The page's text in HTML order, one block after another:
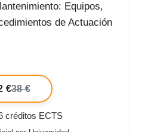
Equipos,
de Actuación
€38 €
créditos ECTS